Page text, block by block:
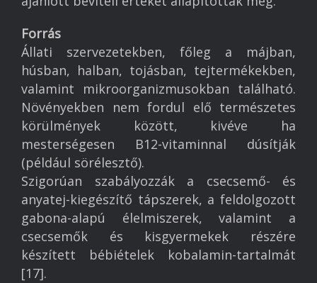
Forrás
Állati szervezetekben, főleg a májban,
húsban, halban, tojásban, tejtermékekben,
valamint mikroorganizmusokban található.
Növényekben nem fordul elő természetes
körülmények között, kivéve ha
mesterségesen B12-vitaminnal dúsítják
(például sörélesztő).
Szigorúan szabályozzák a csecsemő- és
anyatej-kiegészítő tápszerek, a feldolgozott
gabona-alapú élelmiszerek, valamint a
csecsemők és kisgyermekek részére
készített bébiételek kobalamin-tartalmát
[17].